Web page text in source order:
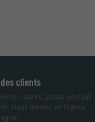
clients
cadres, passe-partout
Nous livrons en France